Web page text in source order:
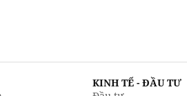
KINH TẾ - ĐẦU TƯ